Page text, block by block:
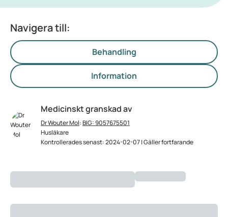
Navigera till:
Behandling
Information
Medicinskt granskad av
Dr Wouter Mol:BIG: 9057675501
Husläkare
Kontrollerades senast: 2024-02-07 | Gäller fortfarande